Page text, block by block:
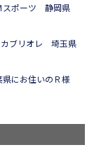
ポーツ 静岡県
ブリオレ 埼玉県
にお住いのＲ様